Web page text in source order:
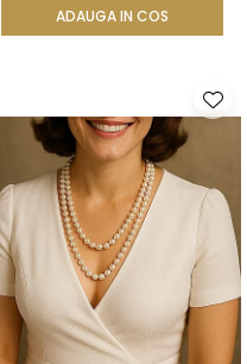
ADAUGA IN COS